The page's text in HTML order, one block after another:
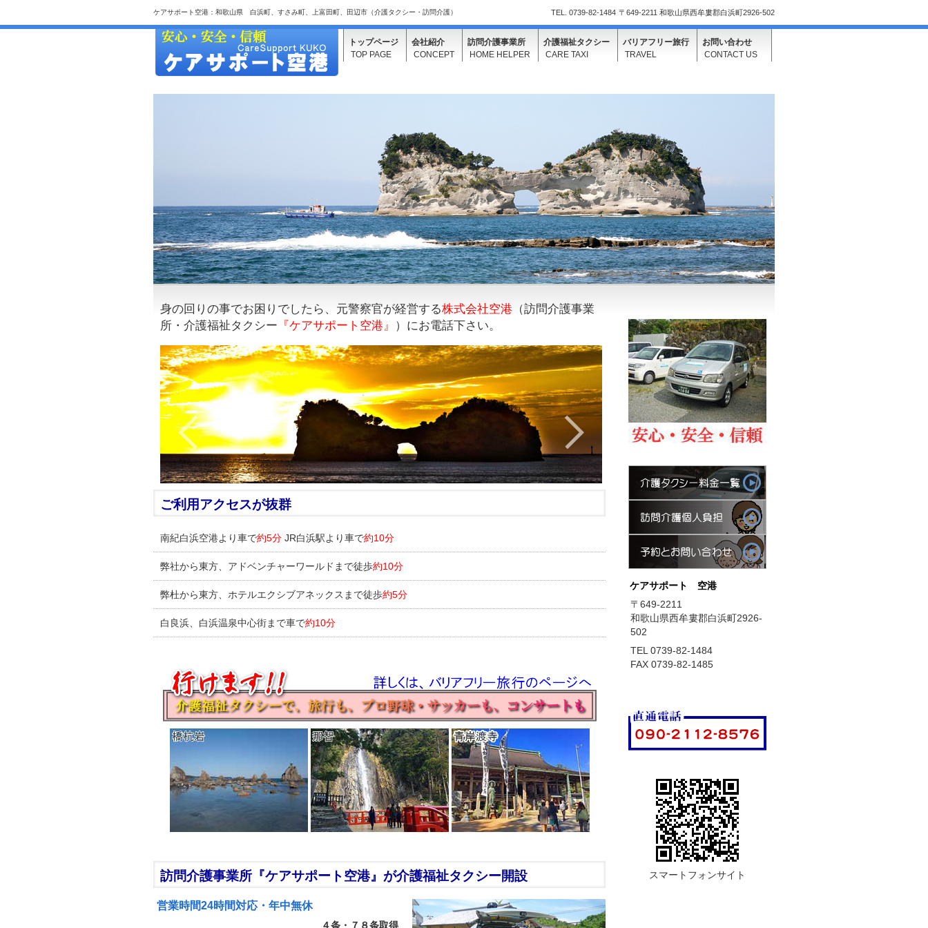
ケアサポート空港：和歌山県 白浜町、すさみ町、上富田町、田辺市（介護タクシー・訪問介護） TEL. 0739-82-1484 〒649-2211 和歌山県西牟婁郡白浜町2926-502
身の回りの事でお困りでしたら、元警察官が経営する株式会社空港 （訪問介護事業
所・介護福祉タクシー 『ケアサポート空港』 ）にお電話下さい。
ご利用アクセスが抜群
南紀白浜空港より車で約5分 JR白浜駅より車で約10分
弊社から東方、アドベンチャーワールドまで徒歩約10分
弊杜から東方、ホテルエクシブアネックスまで徒歩約5分
白良浜、白浜温泉中心街まで車で約10分
訪問介護事業所『ケアサポート空港』が介護福祉タクシー開設
営業時間24時間対応・年中無休
４条・７８条取得
トップページ
TOP PAGE
会社紹介
CONCEPT
訪問介護事業所
HOME HELPER
介護福祉タクシー
CARE TAXI
バリアフリー旅行
TRAVEL
お問い合わせ
CONTACT US
ケアサポート 空港
〒649-2211
和歌山県西牟婁郡白浜町2926-
502
TEL 0739-82-1484
FAX 0739-82-1485
スマートフォンサイト